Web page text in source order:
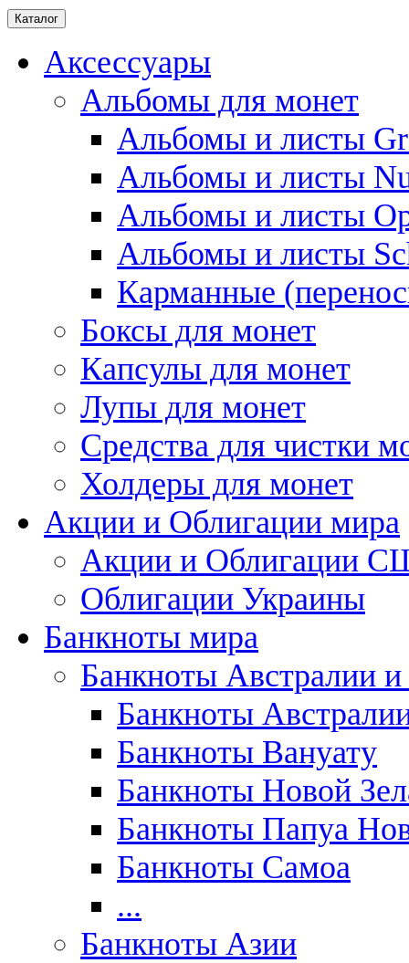
Каталог
Аксессуары
Альбомы для монет
Альбомы и листы
Альбомы и листы
Альбомы и листы
Альбомы и листы
Карманные
Боксы для монет
Капсулы для монет
Лупы для монет
Средства для чистки
Холдеры для монет
Акции и Облигации мира
Акции и Облигации
Облигации Украины
Банкноты мира
Банкноты Австралии
Банкноты
Банкноты Вануату
Банкноты Новой
Банкноты Папуа
Банкноты Самоа
...
Банкноты Азии